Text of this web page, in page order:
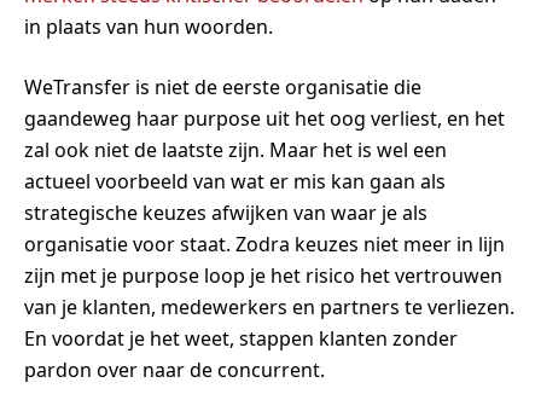
in plaats van hun woorden.
WeTransfer is niet de eerste organisatie die
gaandeweg haar purpose uit het oog verliest, en het
zal ook niet de laatste zijn. Maar het is wel een
actueel voorbeeld van wat er mis kan gaan als
strategische keuzes afwijken van waar je als
organisatie voor staat. Zodra keuzes niet meer in lijn
zijn met je purpose loop je het risico het vertrouwen
van je klanten, medewerkers en partners te verliezen.
En voordat je het weet, stappen klanten zonder
pardon over naar de concurrent.